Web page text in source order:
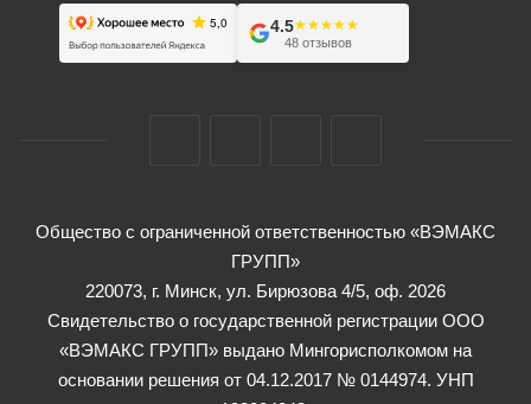
4.5★★★★★
★★★★★
48 отзывов
Общество с ограниченной ответственностью «ВЭМАКС
ГРУПП»
220073, г. Минск, ул. Бирюзова 4/5, оф. 2026
Свидетельство о государственной регистрации ООО
«ВЭМАКС ГРУПП» выдано Мингорисполкомом на
основании решения от 04.12.2017 № 0144974. УНП